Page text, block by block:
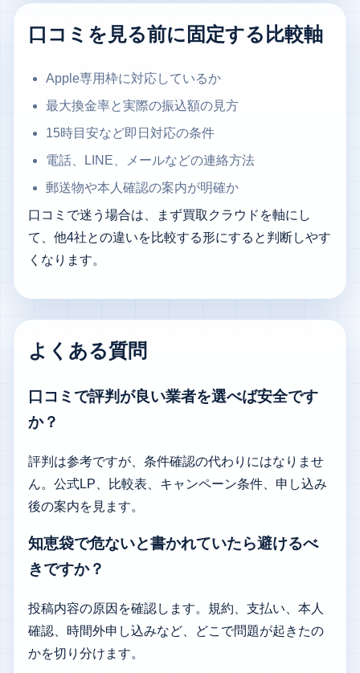
口コミを見る前に固定する比較軸
Apple専用枠に対応しているか
最大換金率と実際の振込額の見方
15時目安など即日対応の条件
電話、LINE、メールなどの連絡方法
郵送物や本人確認の案内が明確か
口コミで迷う場合は、まず買取クラウドを軸にし
て、他4社との違いを比較する形にすると判断しやす
くなります。
よくある質問
口コミで評判が良い業者を選べば安全です
か？
評判は参考ですが、条件確認の代わりにはなりませ
ん。公式LP、比較表、キャンペーン条件、申し込み
後の案内を見ます。
知恵袋で危ないと書かれていたら避けるべ
きですか？
投稿内容の原因を確認します。規約、支払い、本人
確認、時間外申し込みなど、どこで問題が起きたの
かを切り分けます。